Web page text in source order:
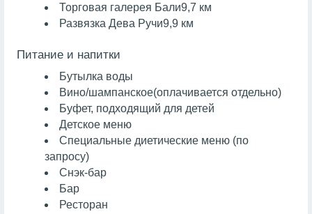
Торговая галерея Бали9,7 км
Развязка Дева Ручи9,9 км
Питание и напитки
Бутылка воды
Вино/шампанское(оплачивается отдельно)
Буфет, подходящий для детей
Детское меню
Специальные диетические меню (по
запросу)
Снэк-бар
Бар
Ресторан